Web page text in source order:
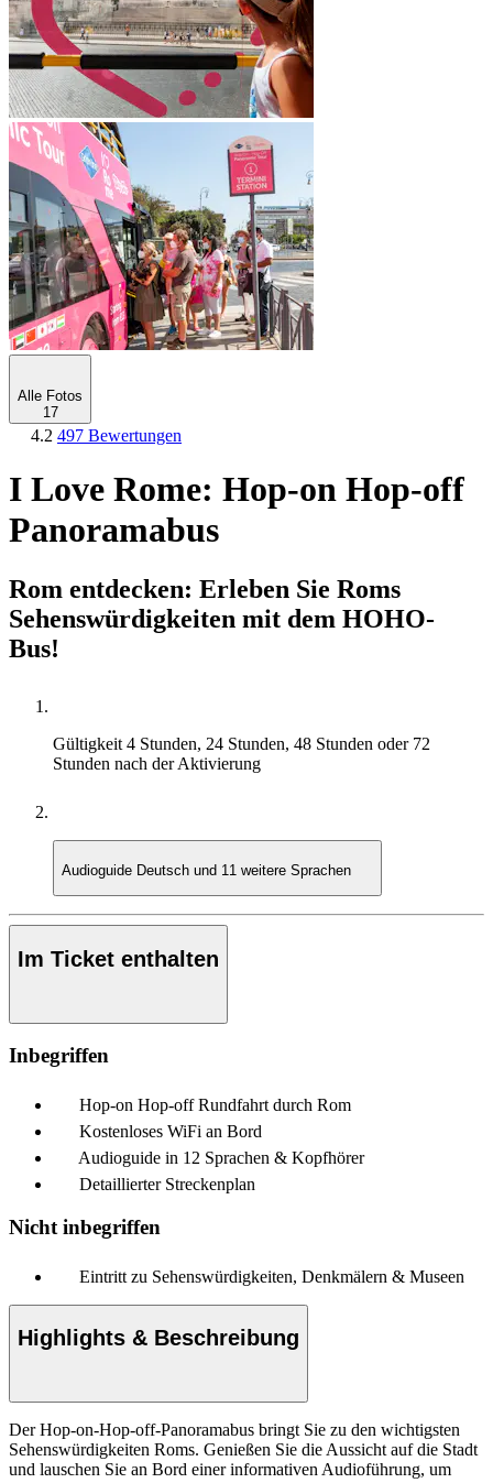
Alle Fotos
17
4.2 497 Bewertungen
I Love Rome: Hop-on Hop-off
Panoramabus
Rom entdecken: Erleben Sie Roms
Sehenswürdigkeiten mit dem HOHO-
Bus!
Gültigkeit 4 Stunden, 24 Stunden, 48 Stunden oder 72
Stunden nach der Aktivierung
Audioguide Deutsch und 11 weitere Sprachen
Im Ticket enthalten
Inbegriffen
Hop-on Hop-off Rundfahrt durch Rom
Kostenloses WiFi an Bord
Audioguide in 12 Sprachen & Kopfhörer
Detaillierter Streckenplan
Nicht inbegriffen
Eintritt zu Sehenswürdigkeiten, Denkmälern & Museen
Highlights & Beschreibung
Der Hop-on-Hop-off-Panoramabus bringt Sie zu den wichtigsten
Sehenswürdigkeiten Roms. Genießen Sie die Aussicht auf die Stadt
und lauschen Sie an Bord einer informativen Audioführung, um